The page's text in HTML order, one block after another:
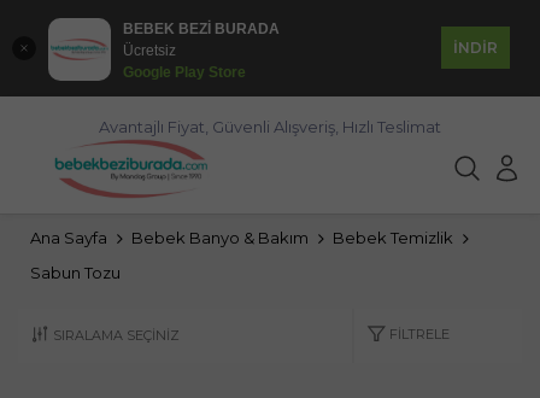
BEBEK BEZİ BURADA
Ücretsiz
Google Play Store
İNDİR
Avantajlı Fiyat, Güvenli Alışveriş, Hızlı Teslimat
Ana Sayfa Bebek Banyo & Bakım
Bebek Temizlik
Sabun Tozu
FILTRELE